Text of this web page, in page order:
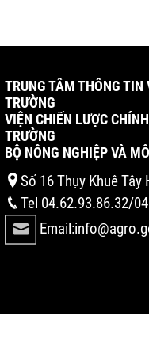
TRUNG TÂM THÔNG TIN
TRƯỜNG
VIỆN CHIẾN LƯỢC
TRƯỜNG
BỘ NÔNG NGHIỆP VÀ
Số 16 Thụy Khuê Tây
Tel 04.62.93.86.32/